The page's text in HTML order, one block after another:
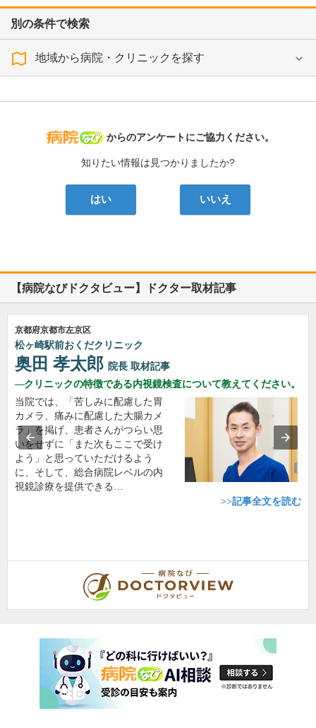
別の条件で検索
地域から病院・クリニックを探す
病院なび
からのアンケートにご協力ください。
知りたい情報は見つかりましたか?
はい いいえ
【病院なびドクタビュー】ドクター取材記事
京都府京都市左京区
松ヶ崎駅前おくだクリニック
奥田 孝太郎 院長 取材記事
クリニックの特徴である内視鏡検査について教えてください。
当院では、「苦しみに配慮した胃
カメラ、痛みに配慮した大腸カメ
ラ」を掲げ、患者さんがつらい思
いをせずに「また次もここで受け
よう」と思っていただけるよう
に、そして、総合病院レベルの内
視鏡診療を提供できる…
>>記事全文を読む